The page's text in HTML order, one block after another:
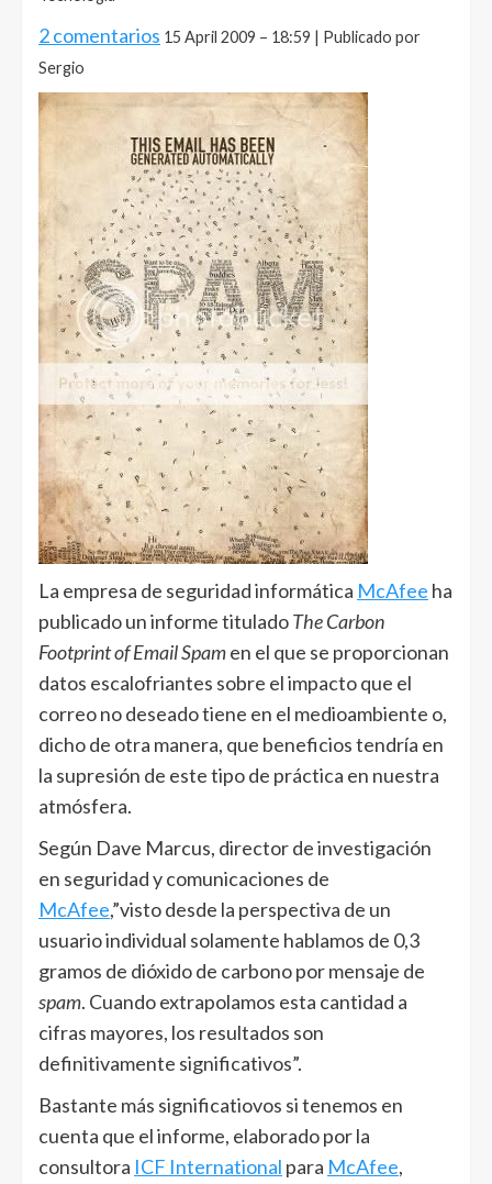
2 comentarios 15 April 2009 – 18:59 | Publicado por
Sergio
La empresa de seguridad informática McAfee ha
publicado un informe tituladoThe Carbon
Footprint of Email Spamen el que se proporcionan
datos escalofriantes sobre el impacto que el
correo no deseado tiene en el medioambiente o,
dicho de otra manera, que beneficios tendría en
la supresión de este tipo de práctica en nuestra
atmósfera.
Según Dave Marcus, director de investigación
en seguridad y comunicaciones de
McAfee,”visto desde la perspectiva de un
usuario individual solamente hablamos de 0,3
gramos de dióxido de carbono por mensaje de
spam. Cuando extrapolamos esta cantidad a
cifras mayores, los resultados son
definitivamente significativos”.
Bastante más significatiovos si tenemos en
cuenta que el informe, elaborado por la
consultora ICF International para McAfee,